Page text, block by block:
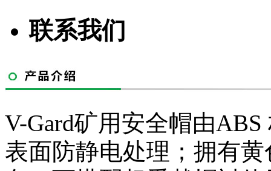
联系我们
V-Gard矿用安全帽由
表面防静电处理；拥有